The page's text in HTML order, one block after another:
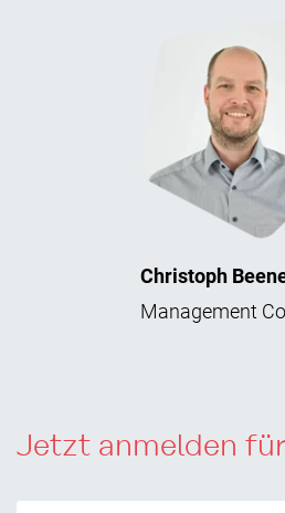
Christoph
Management
Jetzt anmelden